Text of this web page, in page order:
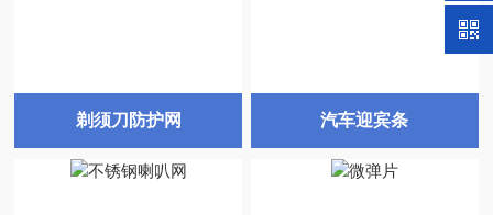
剃须刀防护网 汽车迎宾条